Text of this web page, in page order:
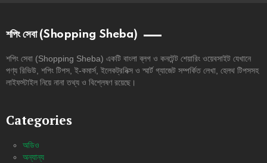
শপিং সেবা (Shopping Sheba)
শপিং সেবা (Shopping Sheba) একটি বাংলা ব্লগ ও কনটেন্ট শেয়ারিং ওয়েবসাইট যেখানে
পণ্য রিভিউ, শপিং টিপস, ই-কমার্স, ইলেকট্রনিক্স ও স্মার্ট গ্যাজেট সম্পর্কিত লেখা, হেলথ টিপসসহ
লাইফস্টাইল নিয়ে নানা তথ্য ও বিশ্লেষণ রয়েছে।
Categories
অডিও
অন্যান্য